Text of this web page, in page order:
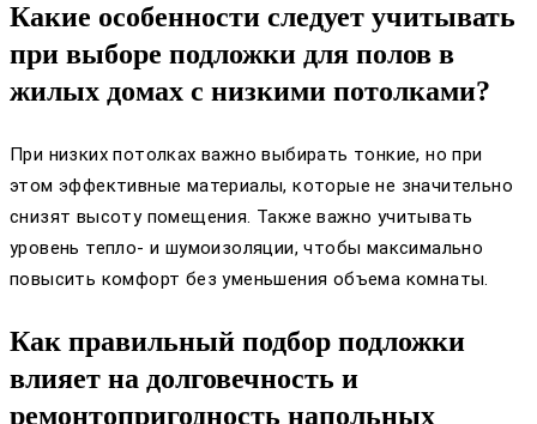
Какие особенности следует учитывать
при выборе подложки для полов в
жилых домах с низкими потолками?
При низких потолках важно выбирать тонкие, но при
этом эффективные материалы, которые не значительно
снизят высоту помещения. Также важно учитывать
уровень тепло- и шумоизоляции, чтобы максимально
повысить комфорт без уменьшения объема комнаты.
Как правильный подбор подложки
влияет на долговечность и
ремонтопригодность напольных